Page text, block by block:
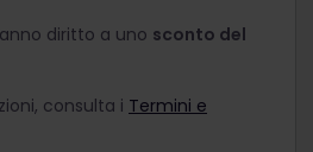
diritto a uno sconto del
consulta i Termini e